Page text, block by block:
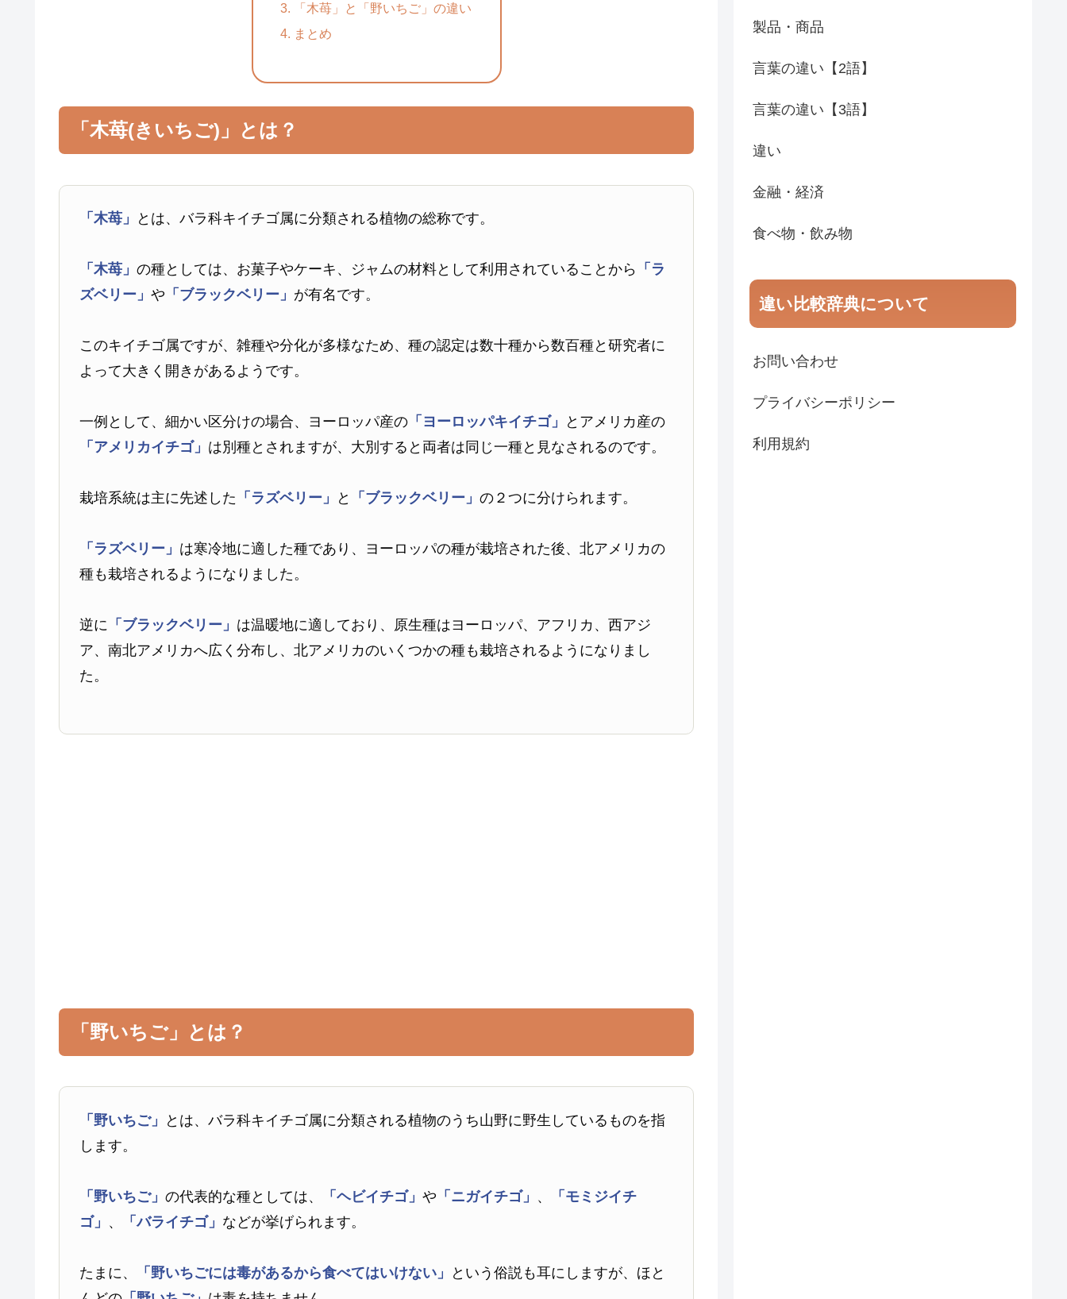
「木苺」と「野いちご」の違い
まとめ
「木苺(きいちご)」とは？
「木苺」 とは、バラ科キイチゴ属に分類される植物の総称です。
「木苺」の種としては、お菓子やケーキ、ジャムの材料として利用されていることから 「ラ
ズベリー」や 「ブラックベリー」 が有名です。
このキイチゴ属ですが、雑種や分化が多様なため、種の認定は数十種から数百種と研究者に
よって大きく開きがあるようです。
一例として、細かい区分けの場合、ヨーロッパ産の 「ヨーロッパキイチゴ」
とアメリカ産の
「アメリカイチゴ」 は別種とされますが、大別すると両者は同じ一種と見なされるのです。
栽培系統は主に先述した 「ラズベリー」 と 「ブラックベリー」の２つに分けられます。
「ラズベリー」 は寒冷地に適した種であり、ヨーロッパの種が栽培された後、北アメリカの
種も栽培されるようになりました。
逆に 「ブラックベリー」 は温暖地に適しており、原生種はヨーロッパ、アフリカ、西アジ
ア、南北アメリカへ広く分布し、北アメリカのいくつかの種も栽培されるようになりまし
た。
「野いちご」とは？
「野いちご」
とは、バラ科キイチゴ属に分類される植物のうち山野に野生しているものを指
します。
「野いちご」の代表的な種としては、 「ヘビイチゴ」や 「ニガイチゴ」 、
「モミジイチ
ゴ」 、 「バライチゴ」 などが挙げられます。
たまに、 「野いちごには毒があるから食べてはいけない」
という俗説も耳にしますが、ほと
製品・商品
言葉の違い【2語】
言葉の違い【3語】
違い
金融・経済
食べ物・飲み物
違い比較辞典について
お問い合わせ
プライバシーポリシー
利用規約